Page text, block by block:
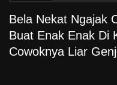
Bela Nekat Ngajak
Buat Enak Enak Di
Cowoknya Liar